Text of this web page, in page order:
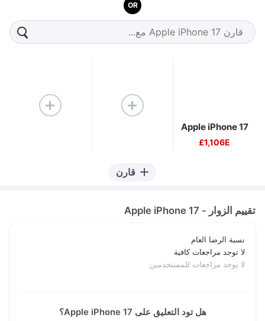
OR
Apple iPhone 17
1,106E£
قارن
تقييم الزوار - Apple iPhone 17
نسبة الرضا العام
لا توجد مراجعات كافية
لا يوجد مراجعات للمستخدمين
هل تود التعليق على Apple iPhone 17؟